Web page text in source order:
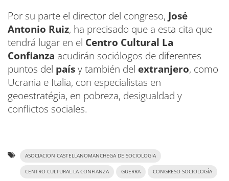
Por su parte el director del congreso, José
Antonio Ruiz, ha precisado que a esta cita que
tendrá lugar en el Centro Cultural La
Confianza acudirán sociólogos de diferentes
puntos del paísy también del extranjero, como
Ucrania e Italia, con especialistas en
geoestratégia, en pobreza, desigualdad y
conflictos sociales.
ASOCIACION CASTELLANOMANCHEGA DE SOCIOLOGIA
CENTRO CULTURAL LA CONFIANZA GUERRA CONGRESO SOCIOLOGÍA